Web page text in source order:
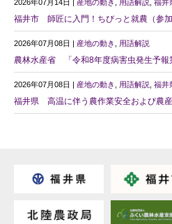
2026年07月14日 | 産地の動き 用語解説 福井
福井市 師匠に入門！ちびっと就農（参加
2026年07月08日 | 産地の動き 用語解説
農林水産省 「令和8年度病害虫発生予報
2026年07月08日 | 産地の動き 用語解説 福井
福井県 高温に伴う農作業安全および農